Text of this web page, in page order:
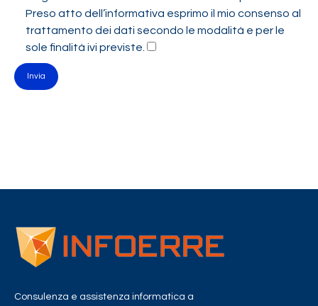
Preso atto dell’informativa esprimo il mio consenso al
trattamento dei dati secondo le modalità e per le
sole finalità ivi previste.
Consulenza e assistenza informatica a